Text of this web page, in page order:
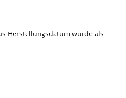
Herstellungsdatum wurde als